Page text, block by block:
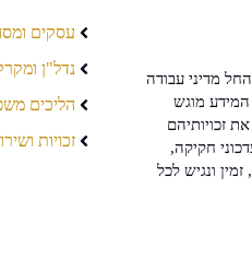
מדיני עבודה
המידע מוגש
זכויותיהם
חקיקה,
ונגיש לכל
עסקים
נדל"ן
הליכים
זכויות